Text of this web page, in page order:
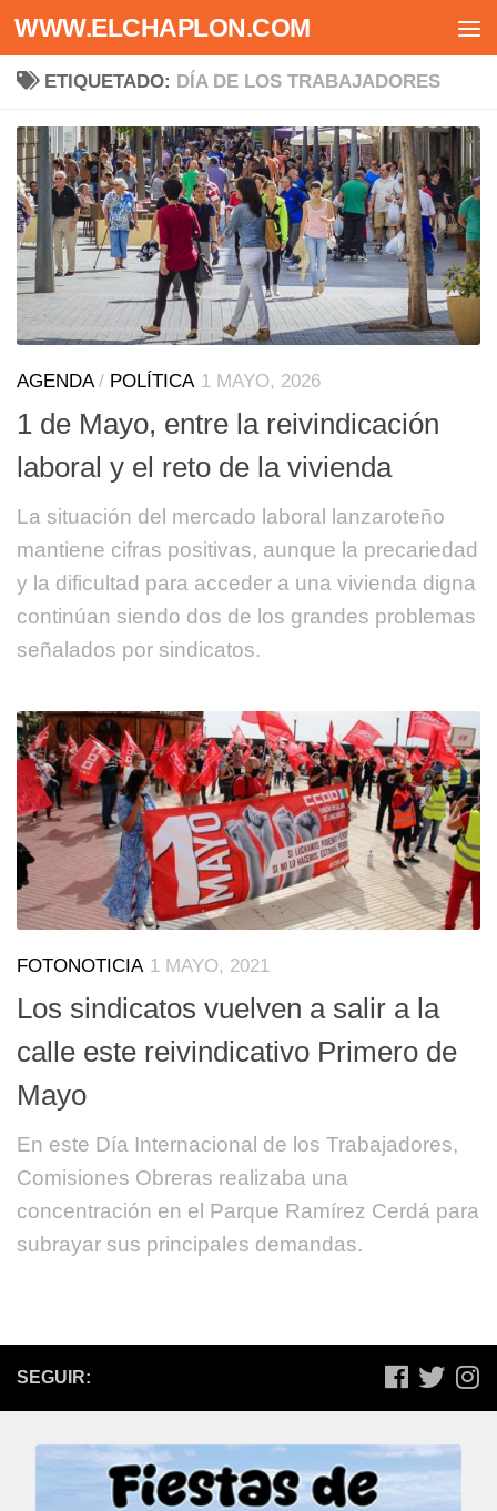
Saltar al contenido
WWW.ELCHAPLON.COM
ETIQUETADO: DÍA DE LOS TRABAJADORES
AGENDA/ POLÍTICA 1 MAYO, 2026
1 de Mayo, entre la reivindicación
laboral y el reto de la vivienda
La situación del mercado laboral lanzaroteño
mantiene cifras positivas, aunque la precariedad
y la dificultad para acceder a una vivienda digna
continúan siendo dos de los grandes problemas
señalados por sindicatos.
FOTONOTICIA 1 MAYO, 2021
Los sindicatos vuelven a salir a la
calle este reivindicativo Primero de
Mayo
En este Día Internacional de los Trabajadores,
Comisiones Obreras realizaba una
concentración en el Parque Ramírez Cerdá para
subrayar sus principales demandas.
SEGUIR: